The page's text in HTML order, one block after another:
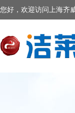
您好，欢迎访问上海齐